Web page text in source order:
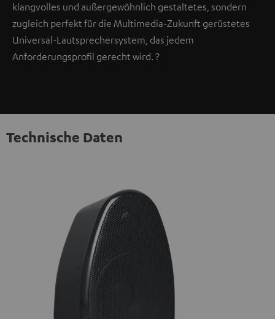
klangvolles und außergewöhnlich gestaltetes, sondern
zugleich perfekt für die Multimedia-Zukunft gerüstetes
Universal-Lautsprechersystem, das jedem
Anforderungsprofil gerecht wird. ?
Technische Daten